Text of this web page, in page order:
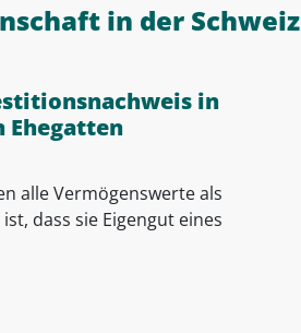
in der Schweiz
in
Ehegatten
alle Vermögenswerte als
dass sie Eigengut eines